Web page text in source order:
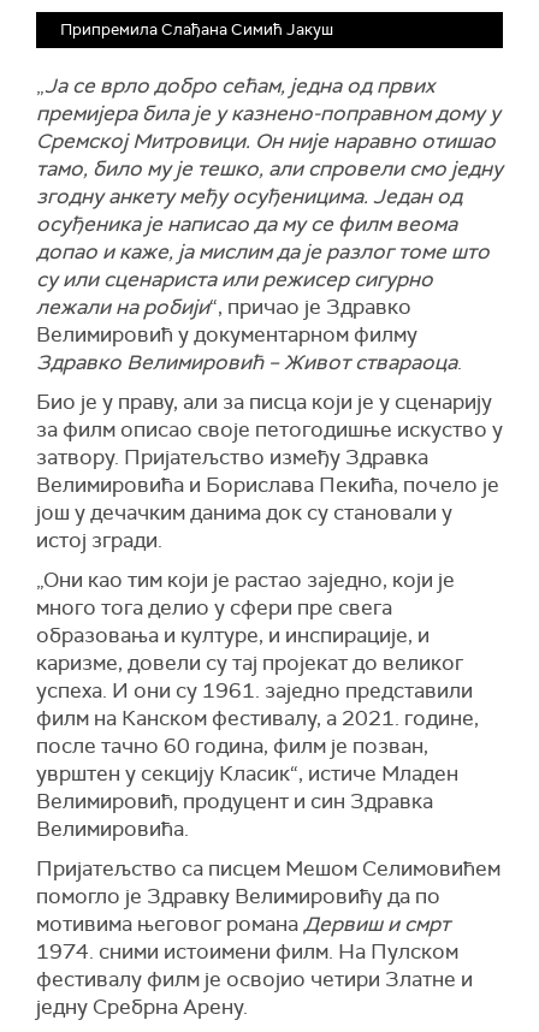
Припремила Слађана Симић Јакуш
„Ја се врло добро сећам, једна од првих
премијера била је у казнено-поправном дому у
Сремској Митровици. Он није наравно отишао
тамо, било му је тешко, али спровели смо једну
згодну анкету међу осуђеницима. Један од
осуђеника је написао да му се филм веома
допао и каже, ја мислим да је разлог томе што
су или сценариста или режисер сигурно
лежали на робији“, причао је Здравко
Велимировић у документарном филму
Здравко Велимировић – Живот ствараоца.
Био је у праву, али за писца који је у сценарију
за филм описао своје петогодишње искуство у
затвору. Пријатељство између Здравка
Велимировића и Борислава Пекића, почело је
још у дечачким данима док су становали у
истој згради.
„Они као тим који је растао заједно, који је
много тога делио у сфери пре свега
образовања и културе, и инспирације, и
каризме, довели су тај пројекат до великог
успеха. И они су 1961. заједно представили
филм на Канском фестивалу, а 2021. године,
после тачно 60 година, филм је позван,
уврштен у секцију Класик“, истиче Младен
Велимировић, продуцент и син Здравка
Велимировића.
Пријатељство са писцем Мешом Селимовићем
помогло је Здравку Велимировићу да по
мотивима његовог романаДервиш и смрт
1974. сними истоимени филм. На Пулском
фестивалу филм је освојио четири Златне и
једну Сребрна Арену.